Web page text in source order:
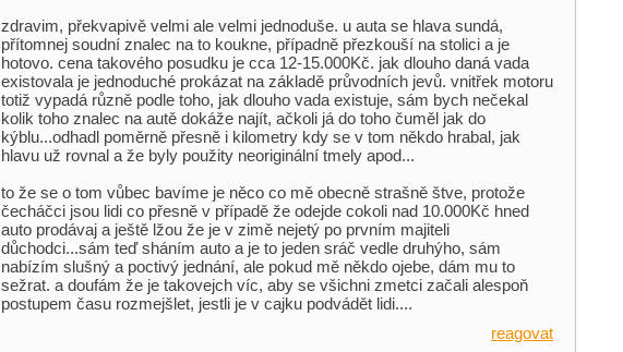
zdravim, překvapivě velmi ale velmi jednoduše. u auta se hlava sundá,
přítomnej soudní znalec na to koukne, případně přezkouší na stolici a je
hotovo. cena takového posudku je cca 12-15.000Kč. jak dlouho daná vada
existovala je jednoduché prokázat na základě průvodních jevů. vnitřek motoru
totiž vypadá různě podle toho, jak dlouho vada existuje, sám bych nečekal
kolik toho znalec na autě dokáže najít, ačkoli já do toho čuměl jak do
kýblu...odhadl poměrně přesně i kilometry kdy se v tom někdo hrabal, jak
hlavu už rovnal a že byly použity neoriginální tmely apod...
to že se o tom vůbec bavíme je něco co mě obecně strašně štve, protože
čecháčci jsou lidi co přesně v případě že odejde cokoli nad 10.000Kč hned
auto prodávaj a ještě lžou že je v zimě nejetý po prvním majiteli
důchodci...sám teď sháním auto a je to jeden sráč vedle druhýho, sám
nabízím slušný a poctivý jednání, ale pokud mě někdo ojebe, dám mu to
sežrat. a doufám že je takovejch víc, aby se všichni zmetci začali alespoň
postupem času rozmejšlet, jestli je v cajku podvádět lidi....
reagovat